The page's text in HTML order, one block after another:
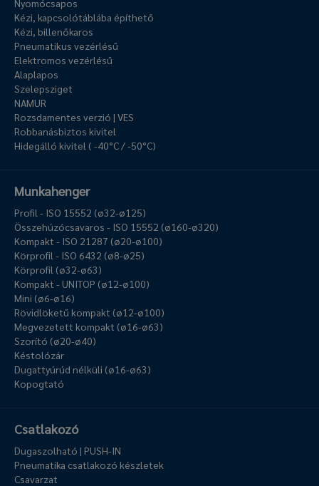
Nyomócsapos
Kézi, kapcsolótáblába építhető
Kézi, billenőkaros
Pneumatikus vezérlésű
Elektromos vezérlésű
Alaplapos
Szelepsziget
NAMUR
Rozsdamentes verzió | VES
Robbanásbiztos kivitel
Hidegálló kivitel ( -40°C / -50°C)
Munkahenger
Profil - ISO 15552 (ø32-ø125)
Összehúzócsavaros - ISO 15552 (ø160-ø320)
Kompakt - ISO 21287 (ø20-ø100)
Körprofil - ISO 6432 (ø8-ø25)
Körprofil (ø32-ø63)
Kompakt - UNITOP (ø12-ø100)
Mini (ø6-ø16)
Rövidlöketű kompakt (ø12-ø100)
Megvezetett kompakt (ø16-ø63)
Szorító (ø20-ø40)
Késtolózár
Dugattyúrúd nélküli (ø16-ø63)
Kopogtató
Csatlakozó
Dugaszolható | PUSH-IN
Pneumatika csatlakozó készletek
Csavarzat